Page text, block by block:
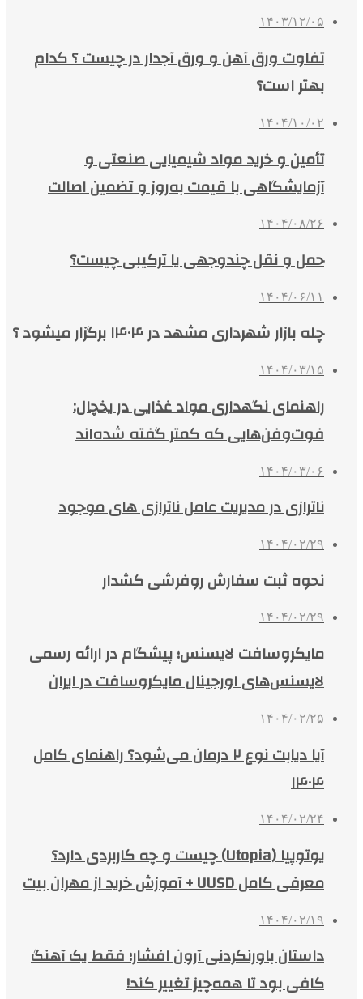
۱۴۰۳/۱۲/۰۵
تفاوت ورق آهن و ورق آجدار در چیست ؟ کدام
بهتر است؟
۱۴۰۴/۱۰/۰۲
تأمین و خرید مواد شیمیایی صنعتی و
آزمایشگاهی با قیمت به‌روز و تضمین اصالت
۱۴۰۴/۰۸/۲۶
حمل و نقل چندوجهی یا ترکیبی چیست؟
۱۴۰۴/۰۶/۱۱
چله بازار شهرداری مشهد در ۱۴۰۴ برگزار میشود ؟
۱۴۰۴/۰۳/۱۵
راهنمای نگهداری مواد غذایی در یخچال:
فوت‌وفن‌هایی که کمتر گفته شده‌اند
۱۴۰۴/۰۳/۰۶
ناترازی در مدیریت عامل ناترازی های موجود
۱۴۰۴/۰۲/۲۹
نحوه ثبت سفارش روفرشی کشدار
۱۴۰۴/۰۲/۲۹
مایکروسافت لایسنس؛ پیشگام در ارائه رسمی
لایسنس‌های اورجینال مایکروسافت در ایران
۱۴۰۴/۰۲/۲۵
آیا دیابت نوع ۲ درمان می‌شود؟ راهنمای کامل
۱۴۰۴
۱۴۰۴/۰۲/۲۴
یوتوپیا (Utopia) چیست و چه کاربردی دارد؟
معرفی کامل UUSD + آموزش خرید از مهران بیت
۱۴۰۴/۰۲/۱۹
داستان باورنکردنی آرون افشار؛ فقط یک آهنگ
کافی بود تا همه‌چیز تغییر کند!